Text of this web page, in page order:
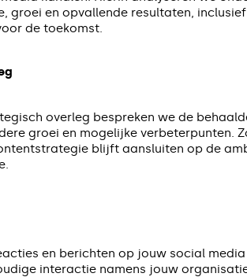
groei en opvallende resultaten, inclusief
de toekomst.
overleg bespreken we de
groei en mogelijke verbeterpunten.
blijft aansluiten op de
en berichten op jouw social media
interactie namens jouw